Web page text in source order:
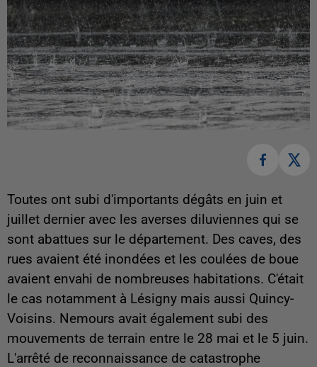
Toutes ont subi d'importants dégâts en juin et
juillet dernier avec les averses diluviennes qui se
sont abattues sur le département. Des caves, des
rues avaient été inondées et les coulées de boue
avaient envahi de nombreuses habitations. C'était
le cas notamment à Lésigny mais aussi Quincy-
Voisins. Nemours avait également subi des
mouvements de terrain entre le 28 mai et le 5 juin.
L'arrêté de reconnaissance de catastrophe